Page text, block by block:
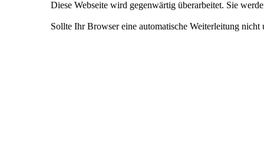
Diese Webseite wird gegenwärtig überarbeitet. Sie
Sollte Ihr Browser eine automatische Weiterleitung